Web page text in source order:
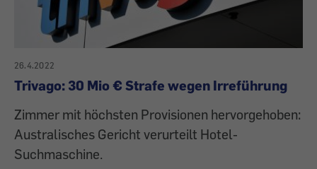
26.4.2022
Trivago: 30 Mio € Strafe wegen Irreführung
Zimmer mit höchsten Provisionen hervorgehoben:
Australisches Gericht verurteilt Hotel-
Suchmaschine.